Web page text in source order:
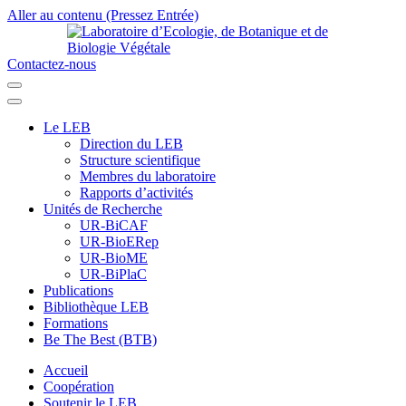
Aller au contenu (Pressez Entrée)
Contactez-nous
Le LEB
Direction du LEB
Structure scientifique
Membres du laboratoire
Rapports d’activités
Unités de Recherche
UR-BiCAF
UR-BioERep
UR-BioME
UR-BiPlaC
Publications
Bibliothèque LEB
Formations
Be The Best (BTB)
Accueil
Coopération
Soutenir le LEB